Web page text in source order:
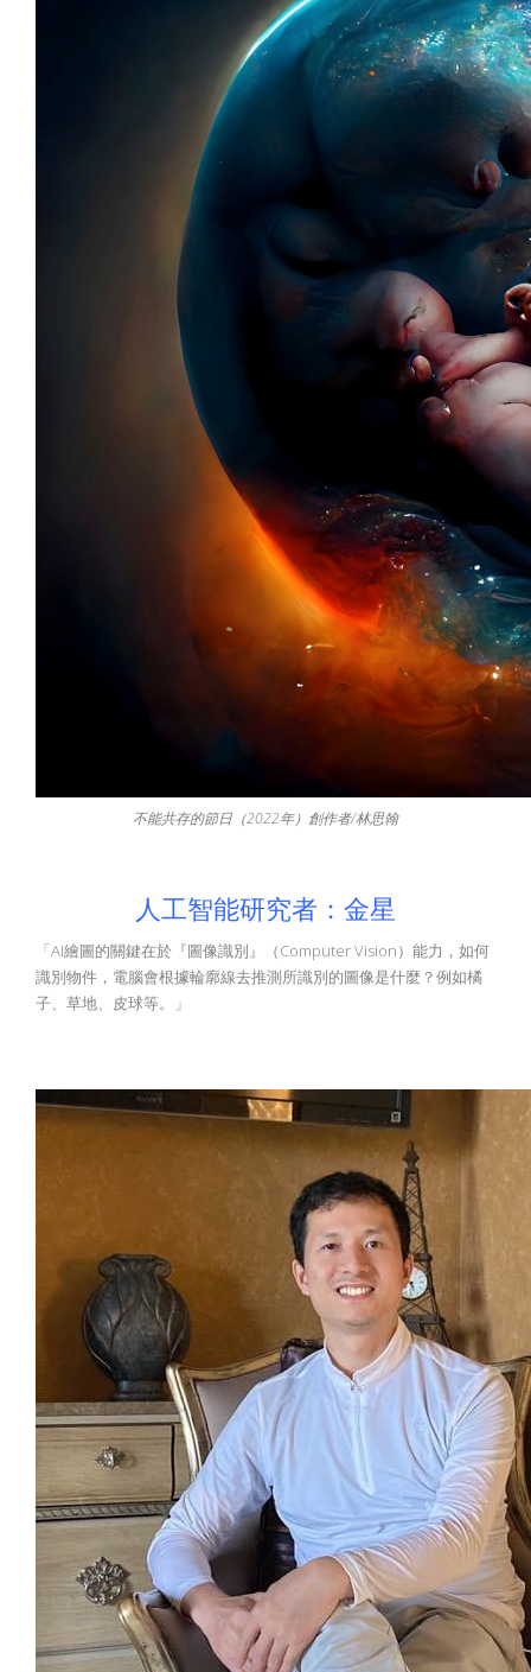
不能共存的節日（2022年）創作者/林思翰
人工智能研究者：金星
「AI繪圖的關鍵在於『圖像識別』（Computer Vision）能力，如何
識別物件，電腦會根據輪廓線去推測所識別的圖像是什麼？例如橘
子、草地、皮球等。」